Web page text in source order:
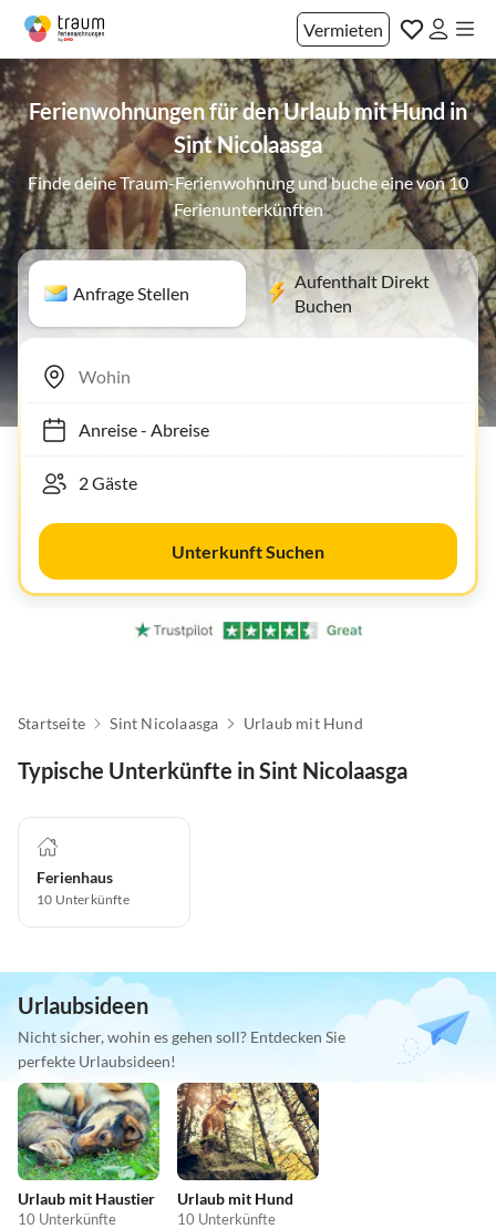
Vermieten
Ferienwohnungen für den Urlaub mit Hund in
Sint Nicolaasga
Finde deine Traum-Ferienwohnung und buche eine von 10
Ferienunterkünften
Anfrage Stellen
Aufenthalt Direkt
Buchen
Anreise- Abreise
Unterkunft Suchen
Startseite Sint Nicolaasga Urlaub mit Hund
Typische Unterkünfte in Sint Nicolaasga
Ferienhaus
10 Unterkünfte
Urlaubsideen
Nicht sicher, wohin es gehen soll? Entdecken Sie
perfekte Urlaubsideen!
Urlaub mit Haustier
10 Unterkünfte
Urlaub mit Hund
10 Unterkünfte